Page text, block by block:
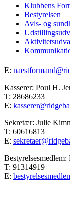
Klubbens
Bestyrelsen
Avls- og
E:
Kasserer: Poul H.
T: 28686233
E:
Sekretær: Julie
T: 60616813
E:
T: 91314919
E: